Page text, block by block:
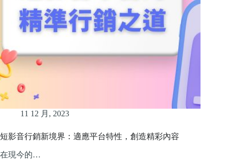
11 12 月, 2023
短影音行銷新境界：適應平台特性，創造精彩內容
在現今的…